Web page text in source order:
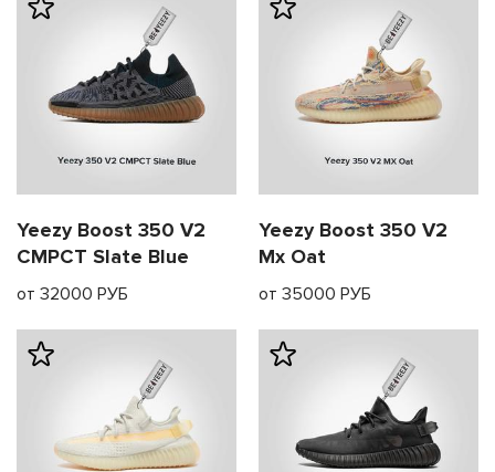
Yeezy Boost 350 V2
CMPCT Slate Blue
от 32000 РУБ
Yeezy Boost 350 V2
Mx Oat
от 35000 РУБ